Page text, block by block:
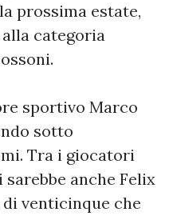
prossima estate,
categoria
sportivo Marco
sotto
Tra i giocatori
anche Felix
venticinque che